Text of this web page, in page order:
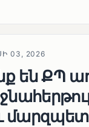
03, 2026
են ՔՊ